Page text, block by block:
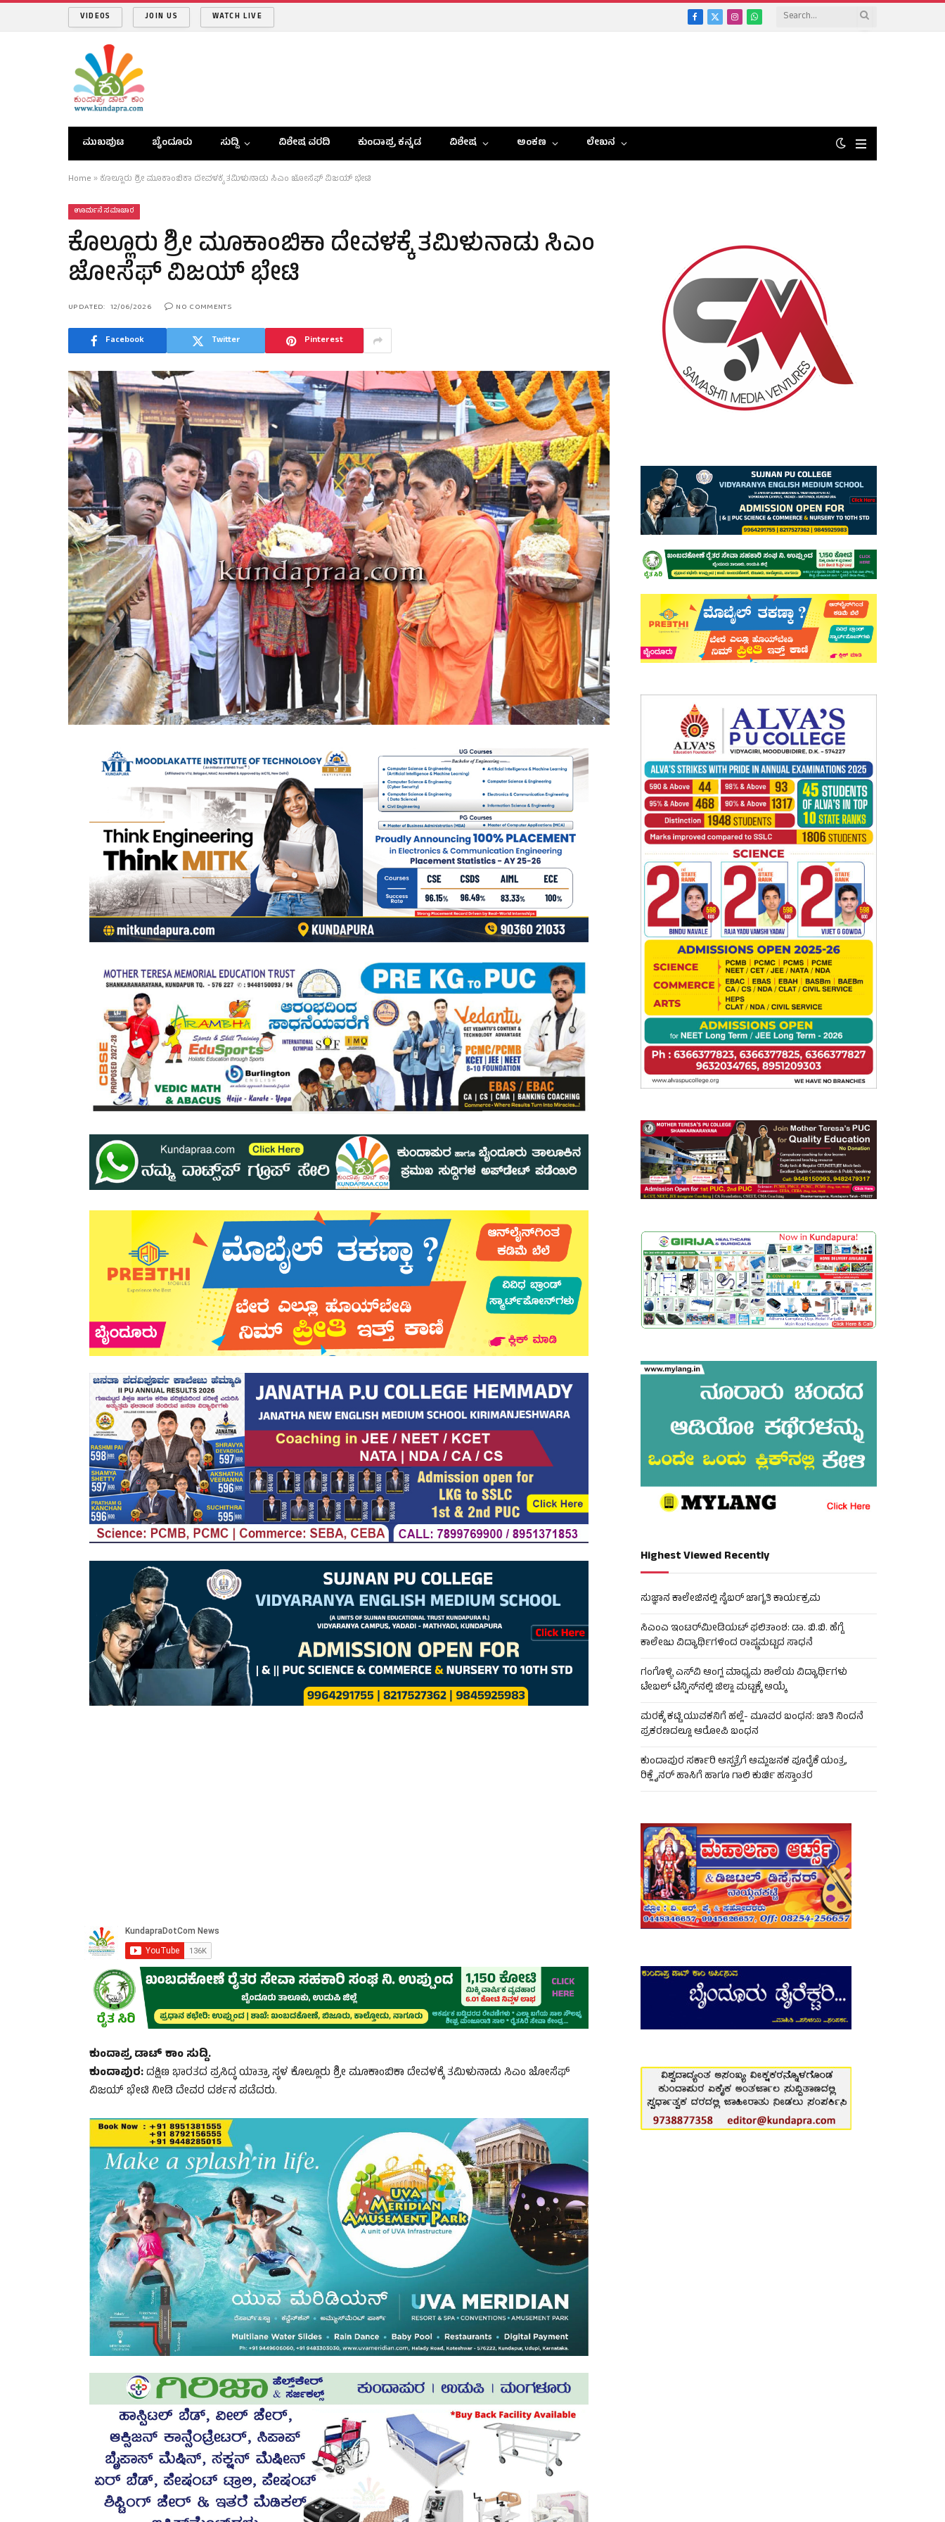
VIDEOS JOIN US WATCH LIVE Facebook
X
InstagramWhatsApp
ಮುಖಪುಟ ಬೈಂದೂರು ಸುದ್ದಿ ವಿಶೇಷ ವರದಿ ಕುಂದಾಪ್ರ ಕನ್ನಡ ವಿಶೇಷ ಅಂಕಣ ಲೇಖನ
Home »ಕೊಲ್ಲೂರು ಶ್ರೀ ಮೂಕಾಂಬಿಕಾ ದೇವಳಕ್ಕೆ ತಮಿಳುನಾಡು ಸಿಎಂ ಜೋಸೆಫ್‌ ವಿಜಯ್‌ ಭೇಟಿ
ಊರ್ಮನೆ ಸಮಾಚಾರ
ಕೊಲ್ಲೂರು ಶ್ರೀ ಮೂಕಾಂಬಿಕಾ ದೇವಳಕ್ಕೆ ತಮಿಳುನಾಡು ಸಿಎಂ
ಜೋಸೆಫ್‌ ವಿಜಯ್‌ ಭೇಟಿ
UPDATED: 12/06/2026 NO COMMENTS
Facebook Twitter Pinterest
ಕುಂದಾಪ್ರ ಡಾಟ್‌ ಕಾಂ ಸುದ್ದಿ.
ಕುಂದಾಪುರ:ದಕ್ಷಿಣ ಭಾರತದ ಪ್ರಸಿದ್ಧ ಯಾತ್ರಾ ಸ್ಥಳ ಕೊಲ್ಲೂರು ಶ್ರೀ ಮೂಕಾಂಬಿಕಾ ದೇವಳಕ್ಕೆ ತಮಿಳುನಾಡು ಸಿಎಂ ಜೋಸೆಫ್‌
ವಿಜಯ್‌ ಭೇಟಿ ನೀಡಿ ದೇವರ ದರ್ಶನ ಪಡೆದರು.
Highest Viewed Recently
ಸುಜ್ಞಾನ ಕಾಲೇಜಿನಲ್ಲಿ ಸೈಬರ್ ಜಾಗೃತಿ ಕಾರ್ಯಕ್ರಮ
ಸಿಎಂಎ ಇಂಟರ್‌ಮೀಡಿಯಟ್ ಫಲಿತಾಂಶ: ಡಾ. ಬಿ.ಬಿ. ಹೆಗ್ಡೆ
ಕಾಲೇಜು ವಿದ್ಯಾರ್ಥಿಗಳಿಂದ ರಾಷ್ಟ್ರಮಟ್ಟದ ಸಾಧನೆ
ಗಂಗೊಳ್ಳಿ ಎಸ್‌ವಿ ಆಂಗ್ಲ ಮಾಧ್ಯಮ ಶಾಲೆಯ ವಿದ್ಯಾರ್ಥಿಗಳು
ಟೇಬಲ್‌ ಟೆನ್ನಿಸ್‌ನಲ್ಲಿ ಜಿಲ್ಲಾ ಮಟ್ಟಕ್ಕೆ ಆಯ್ಕೆ
ಮರಕ್ಕೆ ಕಟ್ಟಿ ಯುವಕನಿಗೆ ಹಲ್ಲೆ- ಮೂವರ ಬಂಧನ: ಜಾತಿ ನಿಂದನೆ
ಪ್ರಕರಣದಲ್ಲೂ ಆರೋಪಿ ಬಂಧನ
ಕುಂದಾಪುರ ಸರ್ಕಾರಿ ಆಸ್ಪತ್ರೆಗೆ ಆಮ್ಲಜನಕ ಪೂರೈಕೆ ಯಂತ್ರ,
ರಿಕ್ಲೈನರ್ ಹಾಸಿಗೆ ಹಾಗೂ ಗಾಲಿ ಕುರ್ಚಿ ಹಸ್ತಾಂತರ